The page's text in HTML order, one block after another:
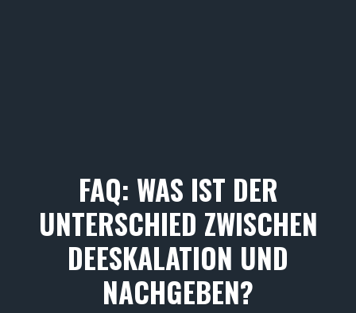
FAQ: WAS IST DER
UNTERSCHIED ZWISCHEN
DEESKALATION UND
NACHGEBEN?